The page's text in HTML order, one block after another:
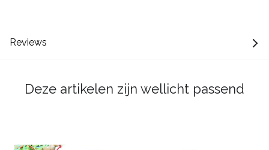
Reviews
Deze artikelen zijn wellicht passend